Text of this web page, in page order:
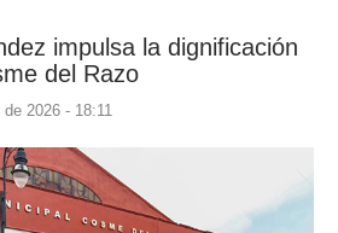
impulsa la dignificación
del Razo
2026 - 18:11